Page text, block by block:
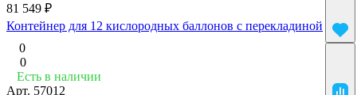
81 549 ₽
Контейнер для 12 кислородных баллонов с перекладиной
0
0
Есть в наличии
Арт. 57012